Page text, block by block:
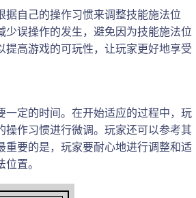
自己的操作习惯来调整技能施法位
误操作的发生，避免因为技能施法位
高游戏的可玩性，让玩家更好地享受
定的时间。在开始适应的过程中，玩
作习惯进行微调。玩家还可以参考其
要的是，玩家要耐心地进行调整和适
置。